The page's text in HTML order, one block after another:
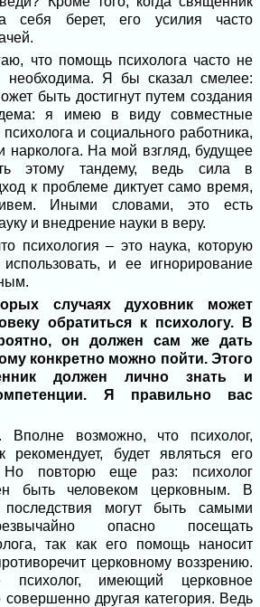
себя берет, его усилия часто
что помощь психолога часто не
необходима. Я бы сказал смелее:
быть достигнут путем создания
я имею в виду совместные
и социального работника,
нарколога. На мой взгляд, будущее
этому тандему, ведь сила в
к проблеме диктует само время,
Иными словами, это есть
и внедрение науки в веру.
психология – это наука, которую
и ее игнорирование
случаях духовник может
обратиться к психологу. В
он должен сам же дать
конкретно можно пойти. Этого
должен лично знать и
Я правильно вас
возможно, что психолог,
рекомендует, будет являться его
повторю еще раз: психолог
быть человеком церковным. В
последствия могут быть самыми
опасно посещать
так как его помощь наносит
церковному воззрению.
психолог, имеющий церковное
совершенно другая категория. Ведь